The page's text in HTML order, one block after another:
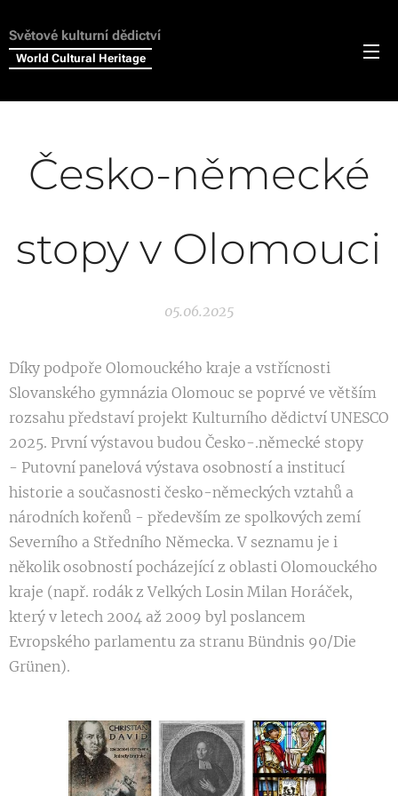
Světové kulturní dědictví
World Cultural Heritage
Česko-německé
stopy v Olomouci
05.06.2025
Díky podpoře Olomouckého kraje a vstřícnosti
Slovanského gymnázia Olomouc se poprvé ve větším
rozsahu představí projekt Kulturního dědictví UNESCO
2025. První výstavou budou Česko-.německé stopy
- Putovní panelová výstava osobností a institucí
historie a současnosti česko-německých vztahů a
národních kořenů - především ze spolkových zemí
Severního a Středního Německa. V seznamu je i
několik osobností pocházející z oblasti Olomouckého
kraje (např. rodák z Velkých Losin Milan Horáček,
který v letech 2004 až 2009 byl poslancem
Evropského parlamentu za stranu Bündnis 90/Die
Grünen).